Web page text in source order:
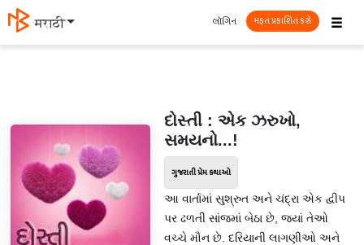
मराठी ☰
લૉગિન મફત પ્રકાશિત કરો
દોસ્તી : એક ઝરુખો,
સમયનો...!
ગુજરાતી પ્રેમ કથાઓ
આ વાર્તામાં સુશ્રુત અને ચંદ્રા એક દ્વીપ
પર ઢળતી સાંજમાં બેઠા છે, જ્યાં તેઓ
વચ્ચે મૌન છે. દરિયાની લાગણીઓ અને